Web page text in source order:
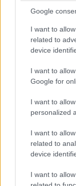
Google
I want to
related to
device
I want to
Google for
I want to
personalized
I want to
related to
device
I want to